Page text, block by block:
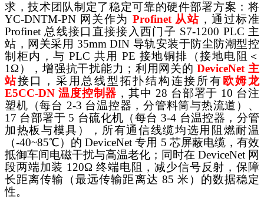
求，技术团队制定了稳定可靠的硬件部署方案：将
YC-DNTM-PN 网关作为 Profinet 从站 ，通过标准
Profinet 总线接口直接接入西门子 S7-1200 PLC 主
站，网关采用 35mm DIN 导轨安装于防尘防潮型控
制柜内，与 PLC 共用 PE 接地铜排（接地电阻＜
1Ω），增强抗干扰能力；利用网关的DeviceNet 主
站接口，采用总线型拓扑结构连接所有 欧姆龙
E5CC-DN 温度控制器 ，其中 28 台部署于 10 台注
塑机（每台 2-3 台温控器，分管料筒与热流道）、
17 台部署于 5 台硫化机（每台 3-4 台温控器，分管
加热板与模具），所有通信线缆均选用阻燃耐温
（-40~85℃）的 DeviceNet 专用 5 芯屏蔽电缆，有效
抵御车间电磁干扰与高温老化；同时在 DeviceNet 网
段两端加装 120Ω 终端电阻，减少信号反射，保障
长距离传输（最远传输距离达 85 米）的数据稳定
性。